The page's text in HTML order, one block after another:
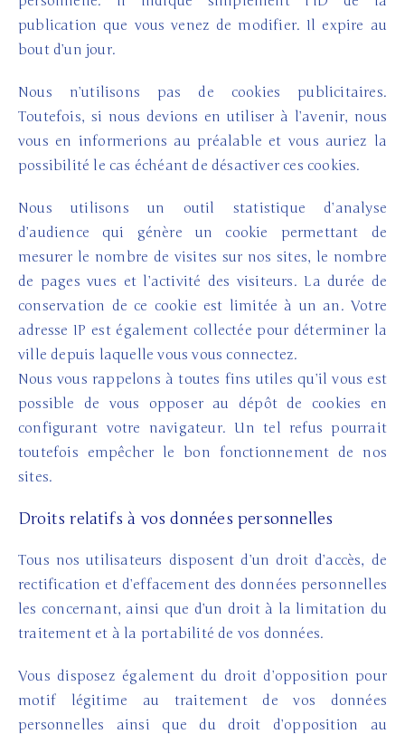
publication que vous venez de modifier. Il expire au
bout d’un jour.
Nous n’utilisons pas de cookies publicitaires.
Toutefois, si nous devions en utiliser à l’avenir, nous
vous en informerions au préalable et vous auriez la
possibilité le cas échéant de désactiver ces cookies.
Nous utilisons un outil statistique d’analyse
d’audience qui génère un cookie permettant de
mesurer le nombre de visites sur nos sites, le nombre
de pages vues et l’activité des visiteurs. La durée de
conservation de ce cookie est limitée à un an. Votre
adresse IP est également collectée pour déterminer la
ville depuis laquelle vous vous connectez.
Nous vous rappelons à toutes fins utiles qu’il vous est
possible de vous opposer au dépôt de cookies en
configurant votre navigateur. Un tel refus pourrait
toutefois empêcher le bon fonctionnement de nos
sites.
Droits relatifs à vos données personnelles
Tous nos utilisateurs disposent d’un droit d’accès, de
rectification et d’effacement des données personnelles
les concernant, ainsi que d’un droit à la limitation du
traitement et à la portabilité de vos données.
Vous disposez également du droit d’opposition pour
motif légitime au traitement de vos données
personnelles ainsi que du droit d’opposition au